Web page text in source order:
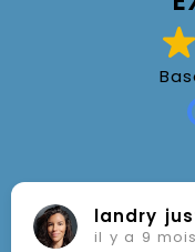
landry
il y a 9 mois